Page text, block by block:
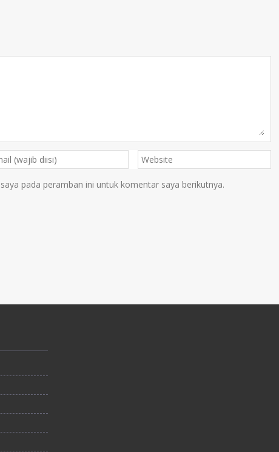
pada peramban ini untuk komentar saya berikutnya.